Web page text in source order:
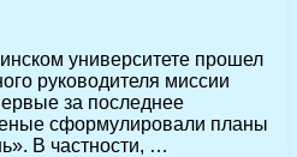
университете прошел
руководителя миссии
за последнее
сформулировали планы
В частности, …